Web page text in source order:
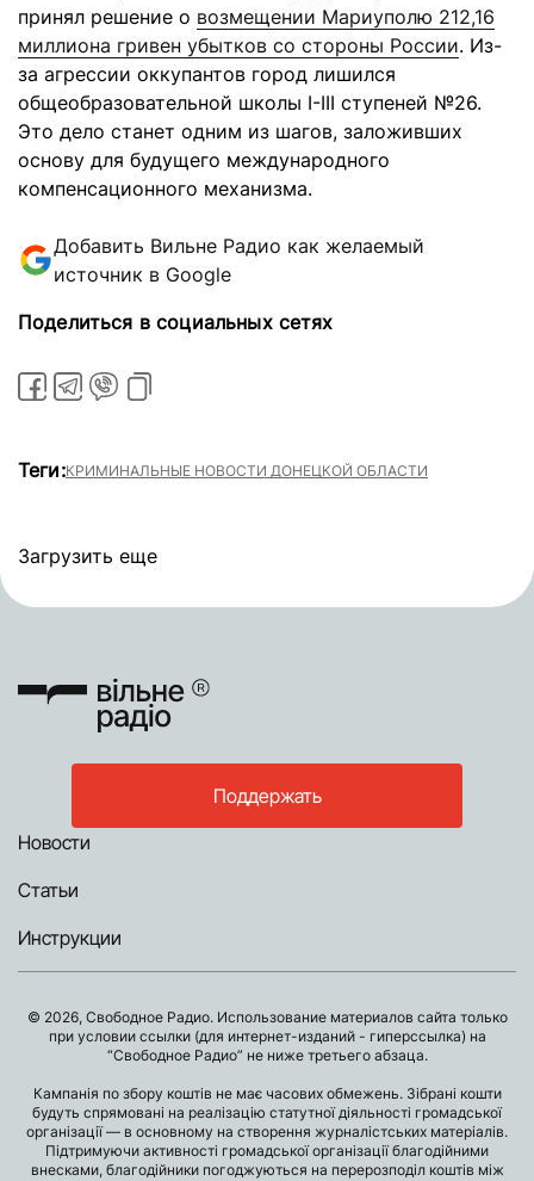
принял решение о возмещении Мариуполю 212,16
миллиона гривен убытков со стороны России. Из-
за агрессии оккупантов город лишился
общеобразовательной школы I-III ступеней №26.
Это дело станет одним из шагов, заложивших
основу для будущего международного
компенсационного механизма.
Добавить Вильне Радио как желаемый
источник в Google
Поделиться в социальных сетях
Теги:КРИМИНАЛЬНЫЕ НОВОСТИ ДОНЕЦКОЙ ОБЛАСТИ
Загрузить еще
Поддержать
Новости
Статьи
Инструкции
© 2026, Свободное Радио. Использование материалов сайта только
при условии ссылки (для интернет-изданий - гиперссылка) на
“Свободное Радио” не ниже третьего абзаца.
Кампанія по збору коштів не має часових обмежень. Зібрані кошти
будуть спрямовані на реалізацію статутної діяльності громадської
організації — в основному на створення журналістських матеріалів.
Підтримуючи активності громадської організації благодійними
внесками, благодійники погоджуються на перерозподіл коштів між